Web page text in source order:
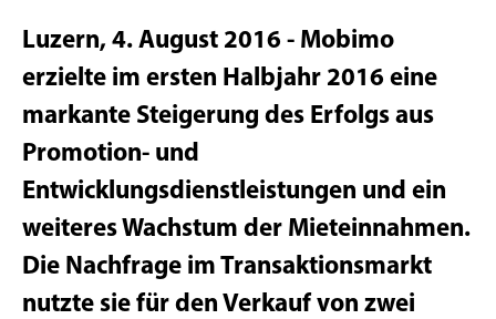
Luzern, 4. August 2016 - Mobimo
erzielte im ersten Halbjahr 2016 eine
markante Steigerung des Erfolgs aus
Promotion- und
Entwicklungsdienstleistungen und ein
weiteres Wachstum der Mieteinnahmen.
Die Nachfrage im Transaktionsmarkt
nutzte sie für den Verkauf von zwei